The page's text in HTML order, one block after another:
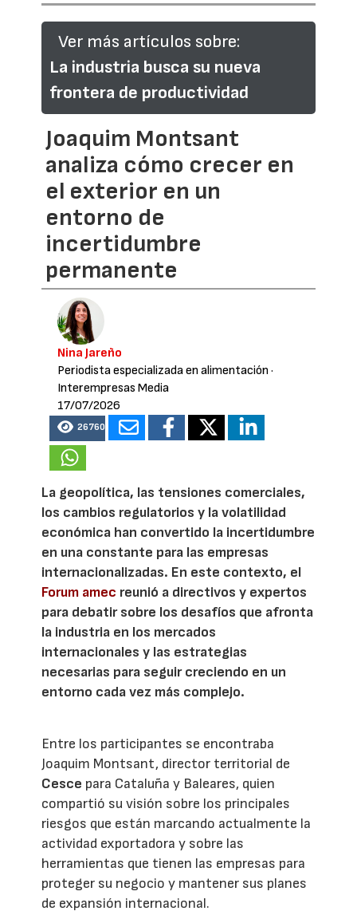
Ver más artículos sobre:
La industria busca su nueva
frontera de productividad
Joaquim Montsant
analiza cómo crecer en
el exterior en un
entorno de
incertidumbre
permanente
Nina Jareño
Periodista especializada en alimentación ·
Interempresas Media
17/07/2026
26760
La geopolítica, las tensiones comerciales,
los cambios regulatorios y la volatilidad
económica han convertido la incertidumbre
en una constante para las empresas
internacionalizadas. En este contexto, el
Forum amec reunió a directivos y expertos
para debatir sobre los desafíos que afronta
la industria en los mercados
internacionales y las estrategias
necesarias para seguir creciendo en un
entorno cada vez más complejo.
Entre los participantes se encontraba
Joaquim Montsant, director territorial de
Cesce para Cataluña y Baleares, quien
compartió su visión sobre los principales
riesgos que están marcando actualmente la
actividad exportadora y sobre las
herramientas que tienen las empresas para
proteger su negocio y mantener sus planes
de expansión internacional.